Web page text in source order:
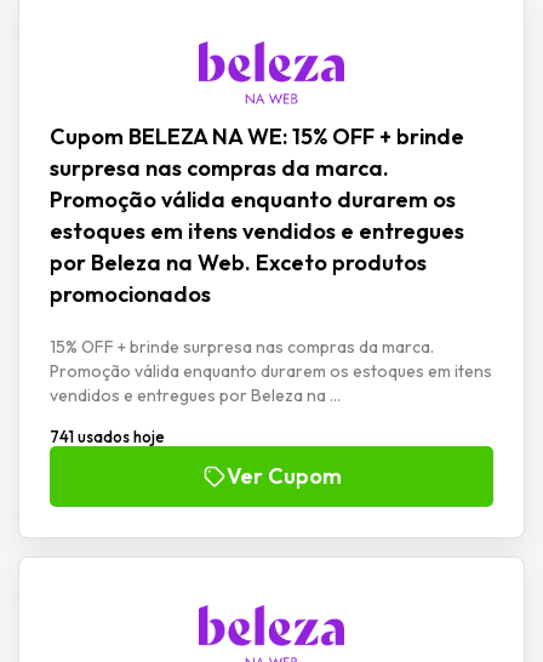
Cupom BELEZA NA WE: 15% OFF + brinde
surpresa nas compras da marca.
Promoção válida enquanto durarem os
estoques em itens vendidos e entregues
por Beleza na Web. Exceto produtos
promocionados
15% OFF + brinde surpresa nas compras da marca.
Promoção válida enquanto durarem os estoques em itens
vendidos e entregues por Beleza na ...
741 usados hoje
Ver Cupom